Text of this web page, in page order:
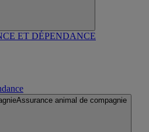
ET DÉPENDANCE
Assurance animal de compagnie